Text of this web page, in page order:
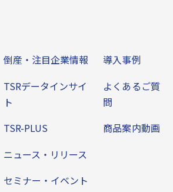
倒産・注目企業情報
TSRデータインサイ
ト
TSR-PLUS
ニュース・リリース
セミナー・イベント
導入事例
よくあるご質
問
商品案内動画